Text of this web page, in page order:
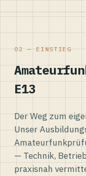
02 — EINSTIEG
E13
Der Weg zum
Unser
— Technik,
praxisnah